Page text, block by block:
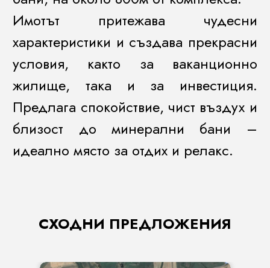
Имотът притежава чудесни
характеристики и създава прекрасни
условия, както за ваканционно
жилище, така и за инвестиция.
Предлага спокойствие, чист въздух и
близост до минерални бани –
идеално място за отдих и релакс.
СХОДНИ ПРЕДЛОЖЕНИЯ